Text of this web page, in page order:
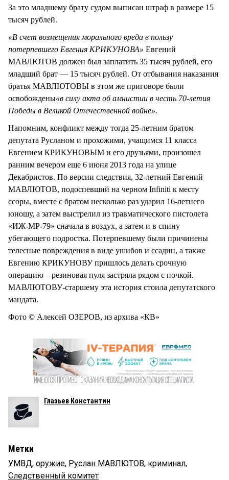
За это младшему брату судом выписан штраф в размере 15
тысяч рублей.
«В счет возмещения морального вреда в пользу
потерпевшего Евгения КРИКУНОВА» Евгений
МАВЛЮТОВ должен был заплатить 35 тысяч рублей, его
младший брат — 15 тысяч рублей. От отбывания наказания
братья МАВЛЮТОВЫ в этом же приговоре были
освобождены«в силу акта об амнистии в честь 70-летия
Победы в Великой Отечественной войне».
Напомним, конфликт между тогда 25-летним братом
депутата Русланом и прохожими, учащимся 11 класса
Евгением КРИКУНОВЫМ и его друзьями, произошел
ранним вечером еще 6 июня 2013 года на улице
Декабристов. По версии следствия, 32-летний Евгений
МАВЛЮТОВ, подоспевший на черном Infiniti к месту
ссоры, вместе с братом несколько раз ударил 16-летнего
юношу, а затем выстрелил из травматического пистолета
«ИЖ-МР-79» сначала в воздух, а затем и в спину
убегающего подростка. Потерпевшему были причинены
телесные повреждения в виде ушибов и ссадин, а также
Евгению КРИКУНОВУ пришлось делать срочную
операцию – резиновая пуля застряла рядом с почкой.
МАВЛЮТОВУ-старшему эта история стоила депутатского
мандата.
Фото © Алексей ОЗЕРОВ, из архива «КВ»
Глазьев Константин
Метки
УМВД, оружие, Руслан МАВЛЮТОВ, криминал,
Следственный комитет